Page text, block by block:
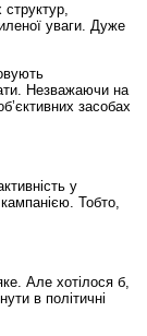
уваги. Дуже
Незважаючи на
засобах
у
Тобто,
Але хотілося б,
в політичні